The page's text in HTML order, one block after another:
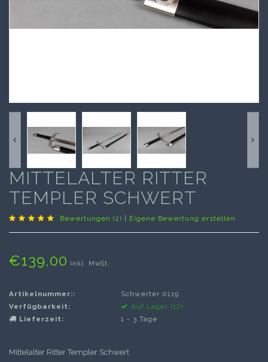
MITTELALTER RITTER
TEMPLER SCHWERT
Bewertungen (2) Eigene Bewertung erstellen
€139,00 Inkl. MwSt.
Artikelnummer::
Schwerter 0119
Verfügbarkeit:
Auf Lager (12)
Lieferzeit:
1 - 3 Tage
Mittelalter Ritter Templer Schwert